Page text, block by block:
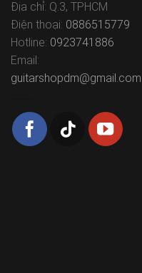
Địa chỉ: Q.3, TPHCM
Điện thoại: 0886515779
Hotline: 0923741886
Email:
guitarshopdm@gmail.com